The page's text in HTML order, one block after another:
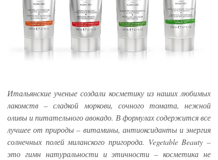
Итальянские ученые создали косметику из наших любимых
лакомств – сладкой моркови, сочного томата, нежной
оливы и питательного авокадо. В формулах содержится все
лучшее от природы – витамины, антиоксиданты и энергия
солнечных полей миланского пригорода. Vegetable Beauty –
это гимн натуральности и этичности – косметика не